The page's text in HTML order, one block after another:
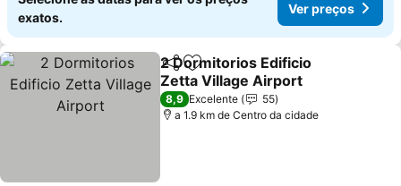
exatos.
Ver preços
PartilharAdicionar aos favoritos
2 Dormitorios Edificio
Zetta Village Airport
8,9 Excelente
55
a 1.9 km de Centro da cidade